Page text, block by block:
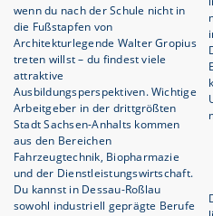
wenn du nach der Schule nicht in
die Fußstapfen von
Architekturlegende Walter Gropius
treten willst – du findest viele
attraktive
Ausbildungsperspektiven. Wichtige
Arbeitgeber in der drittgrößten
Stadt Sachsen-Anhalts kommen
aus den Bereichen
Fahrzeugtechnik, Biopharmazie
und der Dienstleistungswirtschaft.
Du kannst in Dessau-Roßlau
sowohl industriell geprägte Berufe